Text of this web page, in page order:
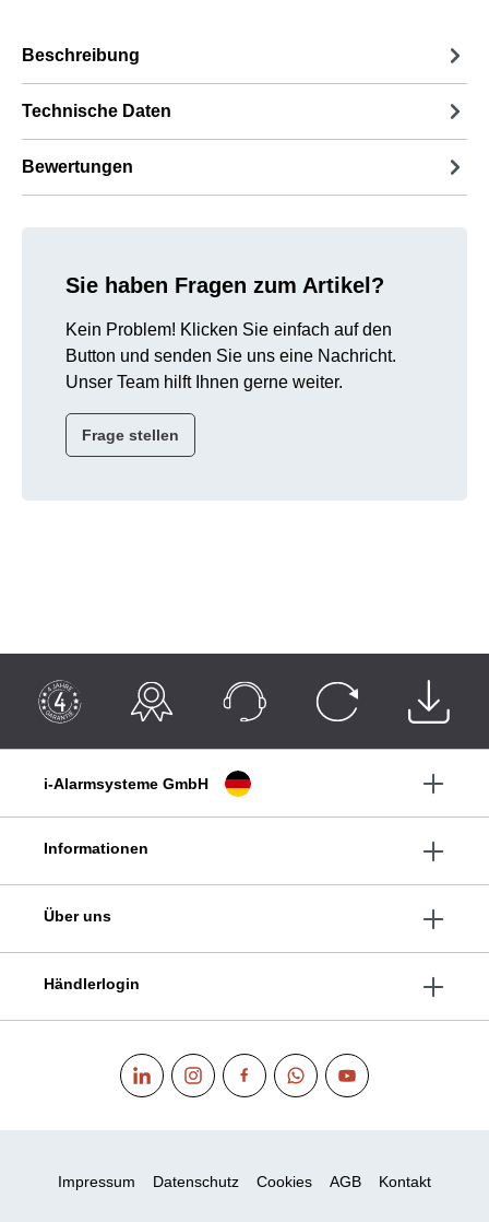
Beschreibung
Technische Daten
Bewertungen
Sie haben Fragen zum Artikel?
Kein Problem! Klicken Sie einfach auf den
Button und senden Sie uns eine Nachricht.
Unser Team hilft Ihnen gerne weiter.
Frage stellen
i-Alarmsysteme GmbH
Informationen
Über uns
Händlerlogin
Impressum Datenschutz Cookies AGB Kontakt